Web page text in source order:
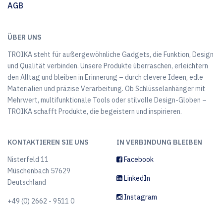
AGB
ÜBER UNS
TROIKA steht für außergewöhnliche Gadgets, die Funktion, Design
und Qualität verbinden. Unsere Produkte überraschen, erleichtern
den Alltag und bleiben in Erinnerung – durch clevere Ideen, edle
Materialien und präzise Verarbeitung. Ob Schlüsselanhänger mit
Mehrwert, multifunktionale Tools oder stilvolle Design-Globen –
TROIKA schafft Produkte, die begeistern und inspirieren.
KONTAKTIEREN SIE UNS
Nisterfeld 11
Müschenbach 57629
Deutschland
+49 (0) 2662 - 9511 0
IN VERBINDUNG BLEIBEN
Facebook
LinkedIn
Instagram